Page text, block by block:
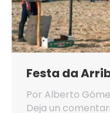
Festa da
Por Alberto
Deja un